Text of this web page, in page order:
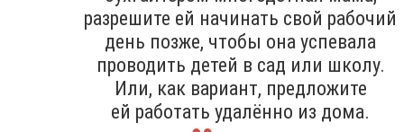
разрешите ей начинать свой рабочий
день позже, чтобы она успевала
проводить детей в сад или школу.
Или, как вариант, предложите
ей работать удалённо из дома.